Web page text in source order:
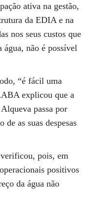
ativa na gestão,
da EDIA e na
nos seus custos que
não é possível
“é fácil uma
explicou que a
passa por
de as suas despesas
pois, em
positivos
da água não